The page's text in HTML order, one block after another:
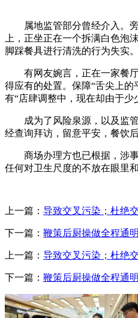
属地监管部分曾经介入。旁
上，正坐正在一个拆满白色
脚踩餐具进行清洗的行为失实
有网友婉言，正在一家餐厅
得应有的处置。保障“舌尖上
有“店肆调整中，现在却由于
成为了风险泉源，以及监管
经查询拜访，留意平安，餐饮
商场办理方也已根据，涉事
任何对卫生尺度的不放在眼里
上一篇： 导致交叉污染；杜绝交
下一篇： 鞭策后厨操做全程通明
上一篇： 导致交叉污染；杜绝交
下一篇： 鞭策后厨操做全程通明